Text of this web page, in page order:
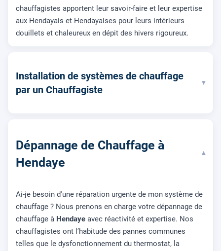
chauffagistes apportent leur savoir-faire et leur expertise
aux Hendayais et Hendayaises pour leurs intérieurs
douillets et chaleureux en dépit des hivers rigoureux.
Installation de systèmes de chauffage
par un Chauffagiste
▾
Dépannage de Chauffage à
Hendaye
▾
Ai-je besoin d'une réparation urgente de mon système de
chauffage ? Nous prenons en charge votre dépannage de
chauffage à Hendaye avec réactivité et expertise. Nos
chauffagistes ont l’habitude des pannes communes
telles que le dysfonctionnement du thermostat, la